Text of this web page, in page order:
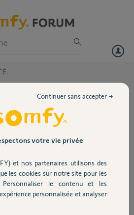
la connecter à internet
"Home Alarm Essential XL".
en magasin le vendeur m'as dis que je
rien n'ai stipuler pour la mettre en
internet.
possible de la mettre en fonctionnalité
votre vie privée
et nos partenaires utilisons des
les cookies sur notre site pour les
Personnaliser le contenu et les
personnalisée et analyser
Continuer sans accepter →